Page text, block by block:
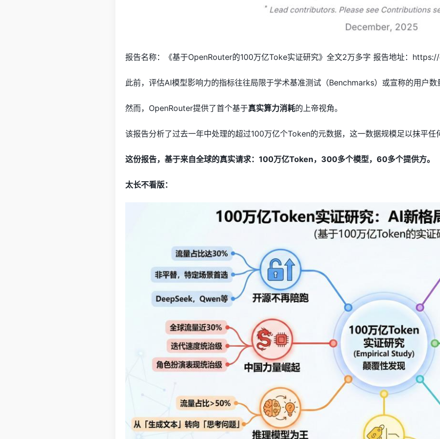
报告名称：《基于OpenRouter的100万亿Toke实证研究》全文2万多字 报告地址：
此前，评估AI模型影响力的指标往往局限于学术基准测试（Benchmarks）或宣称的用户数
然而，OpenRouter提供了首个基于真实算力消耗的上帝视角。
该报告分析了过去一年中处理的超过100万亿个Token的元数据，这一数据规模足以抹平任
这份报告，基于来自全球的真实请求：100万亿Token，300多个模型，60多个提供方。
太长不看版：